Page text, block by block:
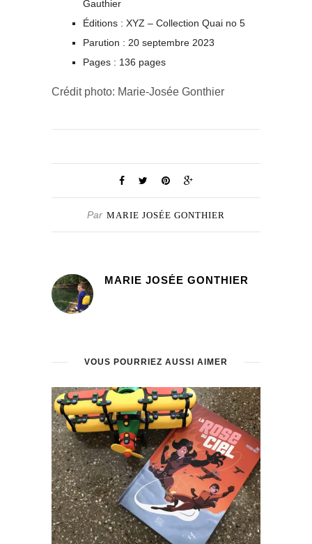
Gauthier
Éditions : XYZ – Collection Quai no 5
Parution : 20 septembre 2023
Pages : 136 pages
Crédit photo: Marie-Josée Gonthier
Par MARIE JOSÉE GONTHIER
MARIE JOSÉE GONTHIER
VOUS POURRIEZ AUSSI AIMER